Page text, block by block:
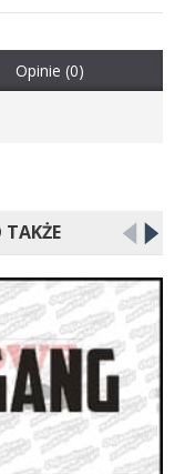
Opinie (0)